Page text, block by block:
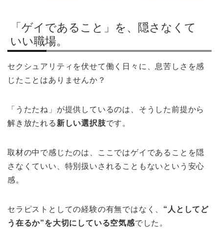
「ゲイであること」を、隠さなくて
いい職場。
セクシュアリティを伏せて働く日々に、息苦しさを感
じたことはありませんか？
「うたたね」が提供しているのは、そうした前提から
解き放たれる新しい選択肢です。
取材の中で感じたのは、ここではゲイであることを隠
さなくていい、特別扱いされることもないという安心
感。
セラピストとしての経験の有無ではなく、 “人としてど
う在るか”を大切にしている空気感でした。